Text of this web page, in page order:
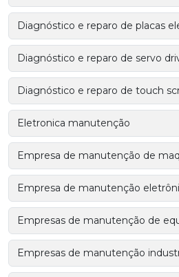
Diagnóstico e reparo de placas
Diagnóstico e reparo de servo
Diagnóstico e reparo de touch
Eletronica manutenção
Empresa de manutenção de
Empresa de manutenção
Empresas de manutenção de
Empresas de manutenção